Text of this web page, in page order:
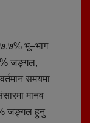
भू–भाग
जङ्गल,
समयमा
मानव
जङ्गल हुनु